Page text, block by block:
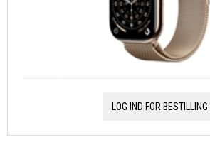
LOG IND FOR BESTILLING